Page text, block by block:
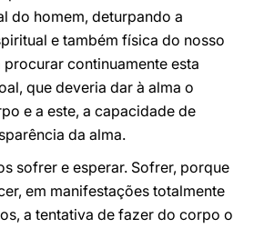
do homem, deturpando a
e também física do nosso
procurar continuamente esta
que deveria dar à alma o
e a este, a capacidade de
da alma.
sofrer e esperar. Sofrer, porque
em manifestações totalmente
a tentativa de fazer do corpo o